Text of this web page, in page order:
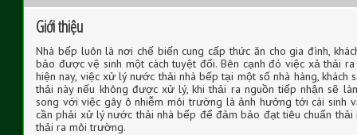
Giới thiệu
Nhà bếp luôn là nơi chế biến cung cấp thức ăn cho gia đình,
bảo được vệ sinh một cách tuyệt đối. Bên cạnh đó việc xả thải
hiện nay, việc xử lý nước thải nhà bếp tại một số nhà hàng, khách
thải này nếu không được xử lý, khi thải ra nguồn tiếp nhận sẽ
song với việc gây ô nhiễm môi trường là ảnh hưởng tới cái sinh
cần phải xử lý nước thải nhà bếp để đảm bảo đạt tiêu chuẩn
thải ra môi trường.